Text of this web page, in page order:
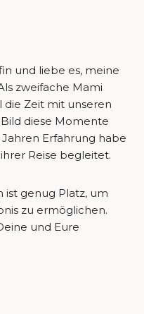
und liebe es, meine
zweifache Mami
die Zeit mit unseren
diese Momente
Erfahrung habe
Reise begleitet.
ist genug Platz, um
zu ermöglichen.
und Eure